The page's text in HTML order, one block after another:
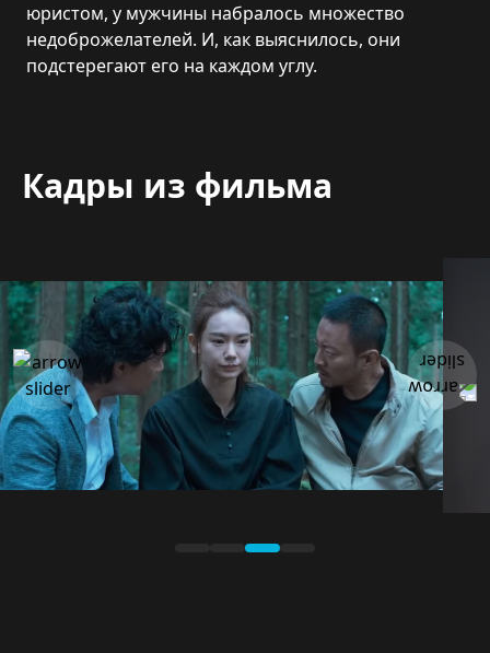
юристом, у мужчины набралось множество
недоброжелателей. И, как выяснилось, они
подстерегают его на каждом углу.
Кадры из фильма